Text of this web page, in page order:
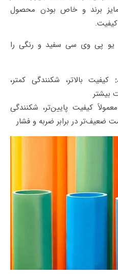
برند و خاص بودن محصول
یو پی وی سی سفید و رنگی را
کیفیت بالاتر، شکنندگی کمتر،
بیشتر
معمولاً کیفیت پایین‌تر، شکنندگی
ضعیف‌تر در برابر ضربه و فشار